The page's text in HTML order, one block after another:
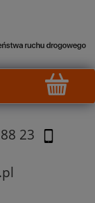
23